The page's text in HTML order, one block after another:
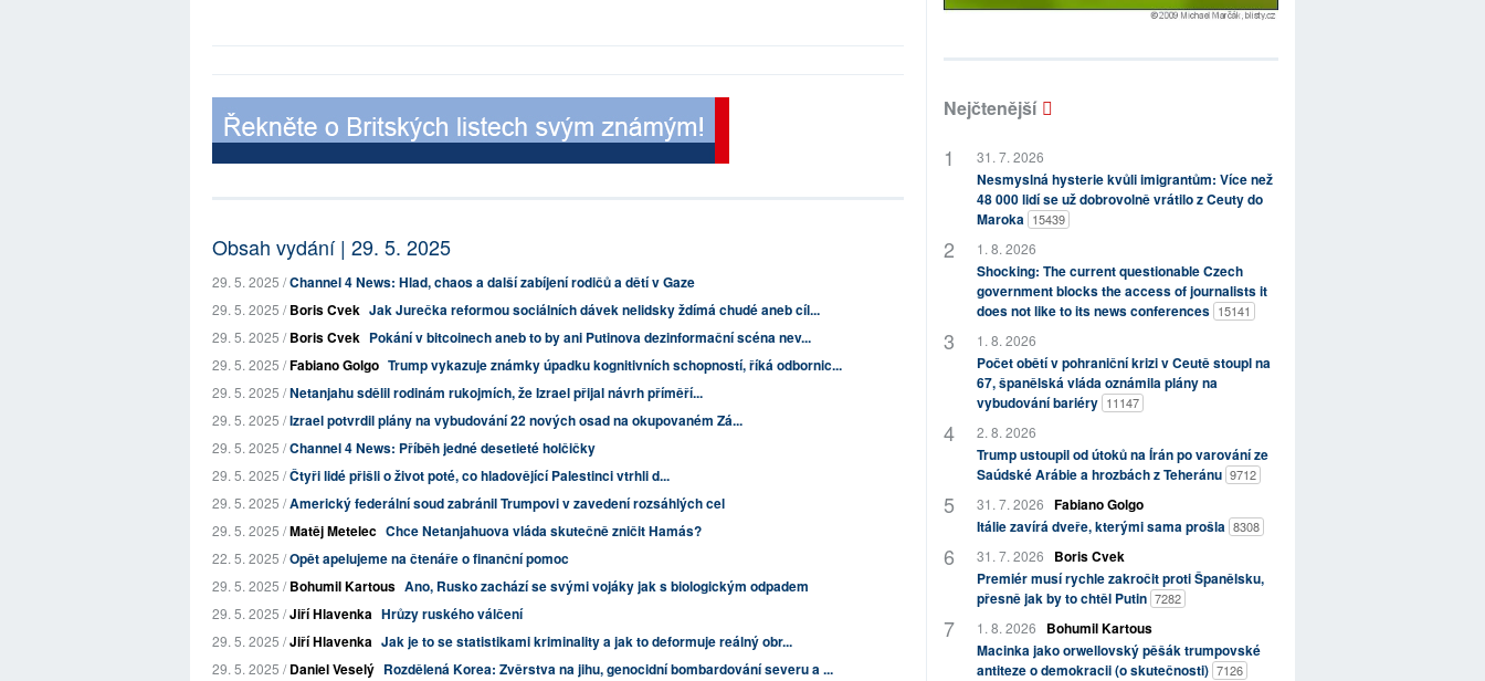
Obsah vydání | 29. 5. 2025
29. 5. 2025 /Channel 4 News: Hlad, chaos a další zabíjení rodičů a dětí v Gaze
29. 5. 2025 /Boris Cvek Jak Jurečka reformou sociálních dávek nelidsky ždímá chudé aneb cíl...
29. 5. 2025 /Boris Cvek Pokání v bitcoinech aneb to by ani Putinova dezinformační scéna nev...
29. 5. 2025 /Fabiano Golgo Trump vykazuje známky úpadku kognitivních schopností, říká odbornic...
29. 5. 2025 /Netanjahu sdělil rodinám rukojmích, že Izrael přijal návrh příměří...
29. 5. 2025 /Izrael potvrdil plány na vybudování 22 nových osad na okupovaném Zá...
29. 5. 2025 /Channel 4 News: Příběh jedné desetieté holčičky
29. 5. 2025 /Čtyři lidé přišli o život poté, co hladovějící Palestinci vtrhli d...
29. 5. 2025 /Americký federální soud zabránil Trumpovi v zavedení rozsáhlých cel
29. 5. 2025 /Matěj Metelec Chce Netanjahuova vláda skutečně zničit Hamás?
22. 5. 2025 /Opět apelujeme na čtenáře o finanční pomoc
29. 5. 2025 /Bohumil Kartous Ano, Rusko zachází se svými vojáky jak s biologickým odpadem
29. 5. 2025 /Jiří Hlavenka Hrůzy ruského válčení
29. 5. 2025 /Jiří Hlavenka Jak je to se statistikami kriminality a jak to deformuje reálný obr...
29. 5. 2025 /Daniel Veselý Rozdělená Korea: Zvěrstva na jihu, genocidní bombardování severu a ...
Nejčtenější
31. 7. 2026
Nesmyslná hysterie kvůli imigrantům: Více než
48 000 lidí se už dobrovolně vrátilo z Ceuty do
Maroka 15439
1. 8. 2026
Shocking: The current questionable Czech
government blocks the access of journalists it
does not like to its news conferences 15141
1. 8. 2026
Počet obětí v pohraniční krizi v Ceutě stoupl na
67, španělská vláda oznámila plány na
vybudování bariéry 11147
2. 8. 2026
Trump ustoupil od útoků na Írán po varování ze
Saúdské Arábie a hrozbách z Teheránu 9712
31. 7. 2026 Fabiano Golgo
Itálie zavírá dveře, kterými sama prošla 8308
31. 7. 2026
Boris Cvek
Premiér musí rychle zakročit proti Španělsku,
přesně jak by to chtěl Putin 7282
1. 8. 2026
Bohumil Kartous
Macinka jako orwellovský pěšák trumpovské
antiteze o demokracii (o skutečnosti) 7126